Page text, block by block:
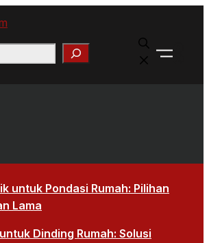
X
untuk Pondasi Rumah: Pilihan
Lama
Dinding Rumah: Solusi